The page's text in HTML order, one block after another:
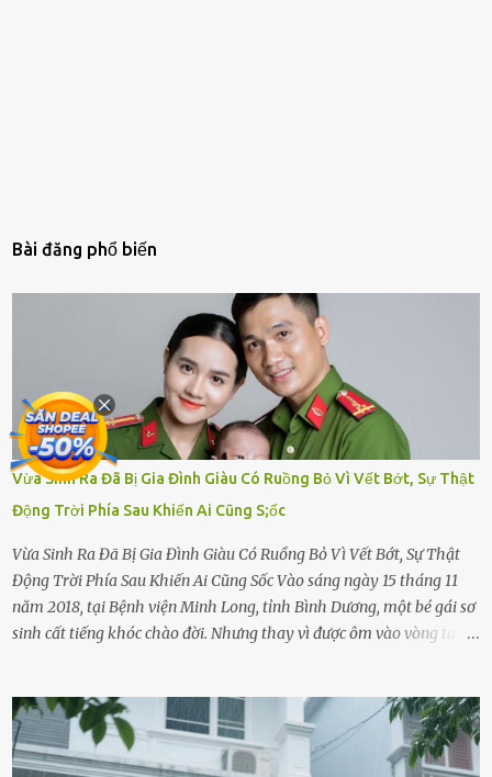
Bài đăng phổ biến
Vừa Sinh Ra Đã Bị Gia Đình Giàu Có Ruồng Bỏ Vì Vết Bớt, Sự Thật
Động Trời Phía Sau Khiến Ai Cũng S;ốc
Vừa Sinh Ra Đã Bị Gia Đình Giàu Có Ruồng Bỏ Vì Vết Bớt, Sự Thật
Động Trời Phía Sau Khiến Ai Cũng Sốc Vào sáng ngày 15 tháng 11
năm 2018, tại Bệnh viện Minh Long, tỉnh Bình Dương, một bé gái sơ
sinh cất tiếng khóc chào đời. Nhưng thay vì được ôm vào vòng tay
hảo, địa vị cao sang của ông Trần Quốc Tùng xem như điềm gở. Ông
Tùng, một doanh nhân quyền lực có tiếng ở Bình Dương, cùng vợ là
bà Đỗ Thị Nga, lập tức ra quyết định nhẫn tâm: bỏ lại đứa trẻ. Họ